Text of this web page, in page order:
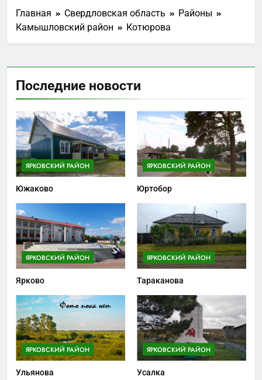
Главная Свердловская область
Районы
Камышловский район
Котюрова
Последние новости
ЯРКОВСКИЙ РАЙОН
Южаково
ЯРКОВСКИЙ РАЙОН
Юртобор
ЯРКОВСКИЙ РАЙОН
Ярково
ЯРКОВСКИЙ РАЙОН
Тараканова
ЯРКОВСКИЙ РАЙОН
Ульянова
ЯРКОВСКИЙ РАЙОН
Усалка